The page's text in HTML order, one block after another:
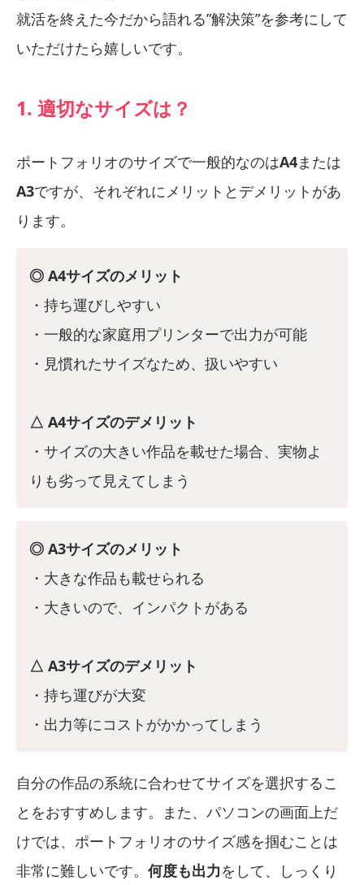
就活を終えた今だから語れる”解決策”を参考にして
いただけたら嬉しいです。
1. 適切なサイズは？
ポートフォリオのサイズで一般的なのはA4または
A3ですが、それぞれにメリットとデメリットがあ
ります。
◎ A4サイズのメリット
・持ち運びしやすい
・一般的な家庭用プリンターで出力が可能
・見慣れたサイズなため、扱いやすい
△ A4サイズのデメリット
・サイズの大きい作品を載せた場合、実物よ
りも劣って見えてしまう
◎ A3サイズのメリット
・大きな作品も載せられる
・大きいので、インパクトがある
△ A3サイズのデメリット
・持ち運びが大変
・出力等にコストがかかってしまう
自分の作品の系統に合わせてサイズを選択するこ
とをおすすめします。また、パソコンの画面上だ
けでは、ポートフォリオのサイズ感を掴むことは
非常に難しいです。 何度も出力をして、しっくり